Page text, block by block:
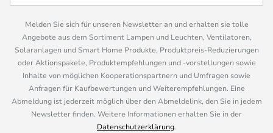
Melden Sie sich für unseren Newsletter an und erhalten sie tolle
Angebote aus dem Sortiment Lampen und Leuchten, Ventilatoren,
Solaranlagen und Smart Home Produkte, Produktpreis-Reduzierungen
oder Aktionspakete, Produktempfehlungen und -vorstellungen sowie
Inhalte von möglichen Kooperationspartnern und Umfragen sowie
Anfragen für Kaufbewertungen und Weiterempfehlungen. Eine
Abmeldung ist jederzeit möglich über den Abmeldelink, den Sie in jedem
Newsletter finden. Weitere Informationen erhalten Sie in der
Datenschutzerklärung.